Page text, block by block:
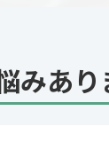
みあり